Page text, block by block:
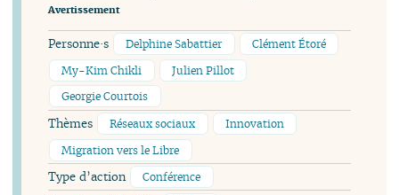
Avertissement
Personne·s Delphine Sabattier
Clément Étoré
My-Kim Chikli
Julien Pillot
Georgie Courtois
Thèmes Réseaux sociaux
Innovation
Migration vers le Libre
Type d’action Conférence